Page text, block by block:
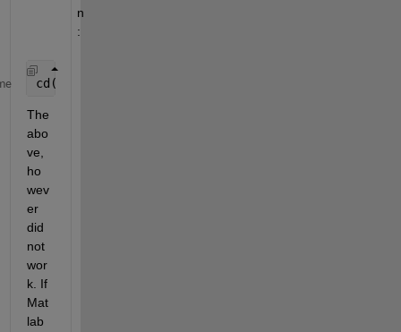
n
:
cd(fileparts(mfilename(
The
abo
ve,
ho
wev
er
did
not
wor
k. If
Mat
lab